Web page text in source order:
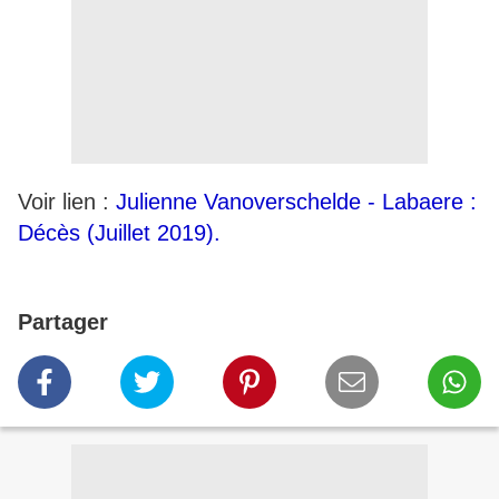
Voir lien : Julienne Vanoverschelde - Labaere :
Décès (Juillet 2019).
Partager